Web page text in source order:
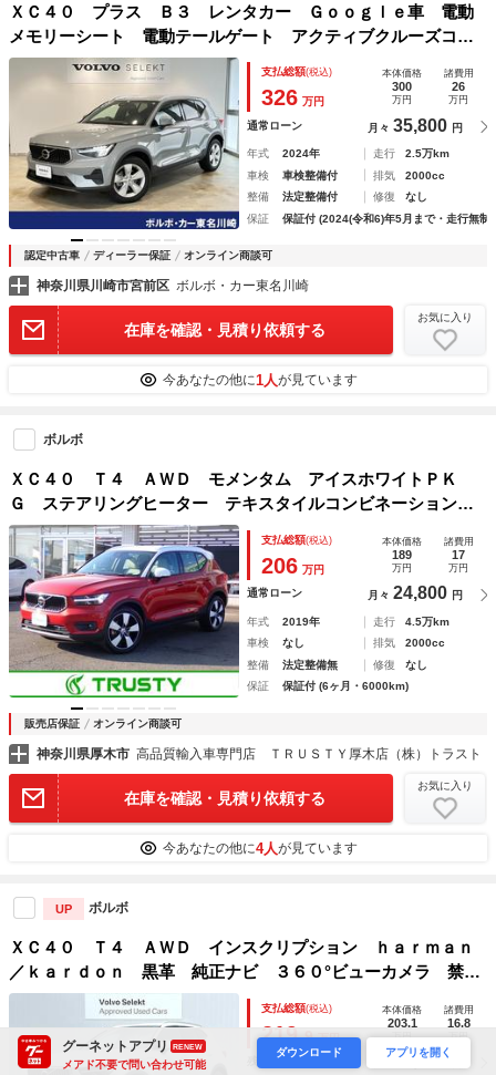
ＸＣ４０ プラス Ｂ３ レンタカー Ｇｏｏｇｌｅ車 電動
メモリーシート 電動テールゲート アクティブクルーズコン
トロール ＥＴＣ バックカメラ アラウンドビュー
支払総額(税込)
326 万円
本体価格
300
万円
諸費用
26
万円
通常ローン 月々 35,800 円
年式 2024年 走行
2.5万km
車検
車検整備付 排気
2000cc
整備
法定整備付 修復
なし
保証
保証付 (2024(令和6)年5月まで・走行無制
認定中古車 ディーラー保証 オンライン商談可
神奈川県川崎市宮前区 ボルボ・カー東名川崎
在庫を確認・見積り依頼する
お気に入り
今あなたの他に1人が見ています
ボルボ
ＸＣ４０ Ｔ４ ＡＷＤ モメンタム アイスホワイトＰＫ
Ｇ ステアリングヒーター テキスタイルコンビネーションシ
ートブロンズ サラウンドビューカメラ ＬＥＤヘッドライ
ト ヒーター付きメモリーパワーシート アップルカープレ
イ ＥＴＣ２．０
支払総額(税込)
206 万円
本体価格
189
万円
諸費用
17
万円
通常ローン 月々 24,800 円
年式 2019年 走行
4.5万km
車検
なし 排気
2000cc
整備
法定整備無 修復
なし
保証
保証付 (6ヶ月・6000km)
販売店保証 オンライン商談可
神奈川県厚木市 高品質輸入車専門店 ＴＲＵＳＴＹ厚木店（株）トラスト
在庫を確認・見積り依頼する
お気に入り
今あなたの他に4人が見ています
UP ボルボ
ＸＣ４０ Ｔ４ ＡＷＤ インスクリプション ｈａｒｍａｎ
／ｋａｒｄｏｎ 黒革 純正ナビ ３６０°ビューカメラ 禁煙
車 メモリー機能付きパワーシート シートヒーター Ｂｌｕ
ｅｔｏｏｔｈ ＥＴＣ ルーフレール フルフラットシート
支払総額(税込)
219.9万円
本体価格
203.1
万円
諸費用
16.8
万円
残価ローン 21,400
グーネットアプリ RENEW
メアド不要で問い合わせ可能
ダウンロード アプリを開く